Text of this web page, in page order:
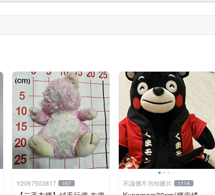
Y2067503817 167 不議價不另拍圖片 1114